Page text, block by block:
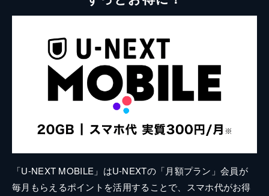
「U-NEXT MOBILE」はU-NEXTの「月額プラン」会員が
毎月もらえるポイントを活用することで、スマホ代がお得